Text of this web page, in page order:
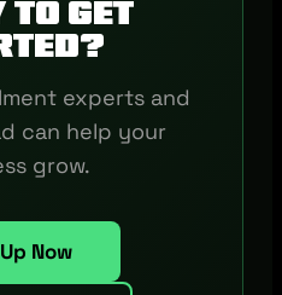
to get
experts and
can help your
grow.
Now